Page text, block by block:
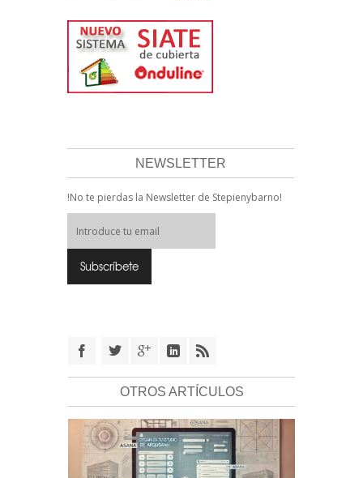
NEWSLETTER
!No te pierdas la Newsletter de Stepienybarno!
OTROS ARTÍCULOS